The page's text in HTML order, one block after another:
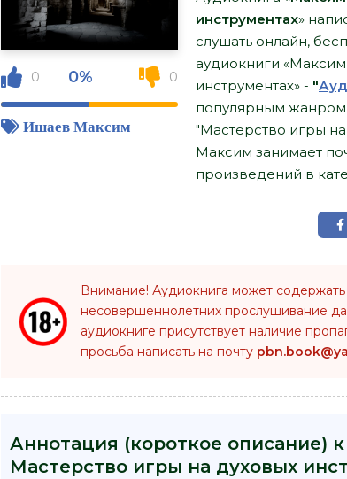
0 0% 0
Ишаев Максим
инструментах»
слушать онлайн,
аудиокниги
инструментах» - "
популярным жанром
"Мастерство игры
Максим занимает
произведений в
Внимание! Аудиокнига может
несовершеннолетних прослушивание
аудиокниге присутствует наличие
просьба написать на почту
Аннотация (короткое описание)
Мастерство игры на духовых